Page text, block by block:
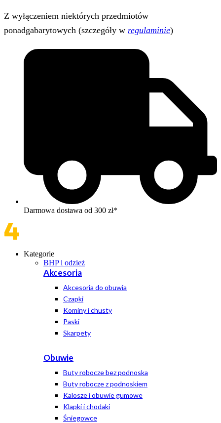
Z wyłączeniem niektórych przedmiotów
ponadgabarytowych (szczegóły w regulaminie)
Darmowa dostawa od 300 zł*
Kategorie
BHP i odzież
Akcesoria
Akcesoria do obuwia
Czapki
Kominy i chusty
Paski
Skarpety
Obuwie
Buty robocze bez podnoska
Buty robocze z podnoskiem
Kalosze i obuwie gumowe
Klapki i chodaki
Śniegowce